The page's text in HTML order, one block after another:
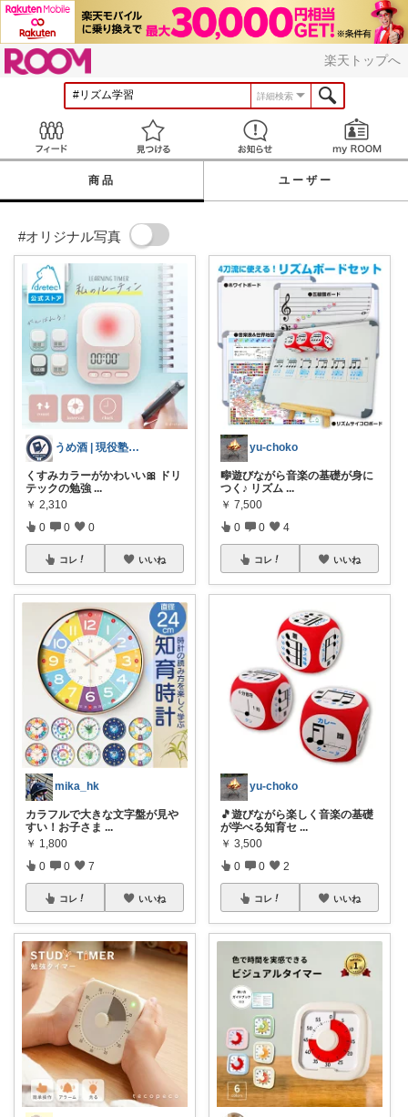
楽天トップへ
詳細検索
見つける お知らせ
商品 ユーザー
#オリジナル写真
うめ酒 | 現役塾講師
くすみカラーがかわいい🎀 ドリ
テックの勉強 ...
￥ 2,310
0 0 0
コレ いいね
mika_hk
カラフルで大きな文字盤が見や
すい！お子さま ...
￥ 1,800
0 0 7
コレ いいね
yu-choko
🎼遊びながら音楽の基礎が身に
つく♪ リズム ...
￥ 7,500
0 0 4
コレ いいね
yu-choko
🎵遊びながら楽しく音楽の基礎
が学べる知育セ ...
￥ 3,500
0 0 2
コレ いいね